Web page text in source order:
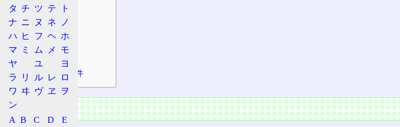
南鮮の動向
序論
日韓基本協定
何が問題か
条約破棄の条件
概要
タ チ ツ テ
ト
ナ ニ ヌ ネ
ノ
ハ ヒ フ ヘ ホ
マ ミ ム メ
モ
ヤ
ユ
ヨ
ラ
リ ル レ ロ
ワ ヰ ヴ ヱ
ヲ
ン
A B C D
E